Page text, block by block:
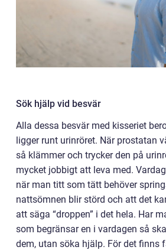
Sök hjälp vid besvär
Alla dessa besvär med kisseriet
ligger runt urinröret. När prostatan
så klämmer och trycker den på
mycket jobbigt att leva med.
när man titt som tätt behöver
nattsömnen blir störd och att det
att säga “droppen” i det hela. Har
som begränsar en i vardagen så
dem, utan söka hjälp. För det finns